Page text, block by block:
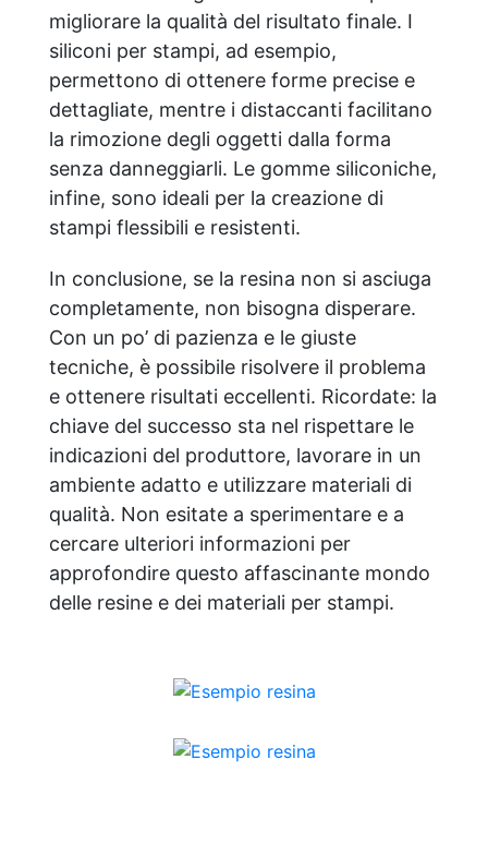
migliorare la qualità del risultato finale. I
siliconi per stampi, ad esempio,
permettono di ottenere forme precise e
dettagliate, mentre i distaccanti facilitano
la rimozione degli oggetti dalla forma
senza danneggiarli. Le gomme siliconiche,
infine, sono ideali per la creazione di
stampi flessibili e resistenti.
In conclusione, se la resina non si asciuga
completamente, non bisogna disperare.
Con un po’ di pazienza e le giuste
tecniche, è possibile risolvere il problema
e ottenere risultati eccellenti. Ricordate: la
chiave del successo sta nel rispettare le
indicazioni del produttore, lavorare in un
ambiente adatto e utilizzare materiali di
qualità. Non esitate a sperimentare e a
cercare ulteriori informazioni per
approfondire questo affascinante mondo
delle resine e dei materiali per stampi.